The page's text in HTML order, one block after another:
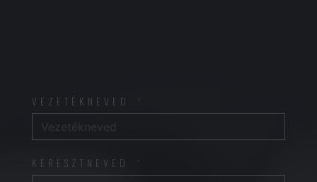
VEZETÉKNEVED
KERESZTNEVED